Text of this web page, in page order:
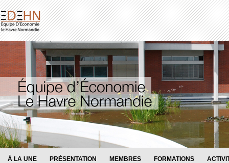
À LA UNE PRÉSENTATION MEMBRES FORMATIONS